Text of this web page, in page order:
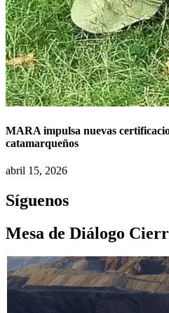
MARA impulsa nuevas
catamarqueños
abril 15, 2026
Síguenos
Mesa de Diálogo